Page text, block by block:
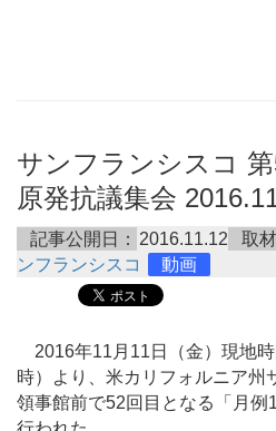
サンフランシスコ
原発抗議集会
記事公開日： 2016.11.12 取
ンフランシスコ
動画
2016年11月11日（金）現地
時）より、米カリフォルニア州
領事館前で52回目となる「月例